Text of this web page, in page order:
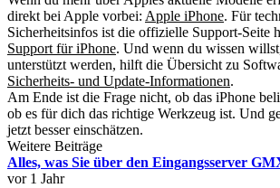
direkt bei Apple vorbei: Apple iPhone. Für
Sicherheitsinfos ist die offizielle Support-Seite
Support für iPhone. Und wenn du wissen
unterstützt werden, hilft die Übersicht zu
Sicherheits- und Update-Informationen.
Am Ende ist die Frage nicht, ob das iPhone
ob es für dich das richtige Werkzeug ist. Und
jetzt besser einschätzen.
Weitere Beiträge
Alles, was Sie über den Eingangsserver
vor 1 Jahr